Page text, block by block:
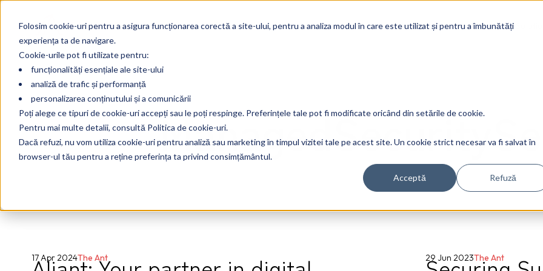
Folosim cookie-uri pentru a asigura funcționarea corectă a site-ului, pentru a analiza modul în care este utilizat și pentru a îmbunătăți
experiența ta de navigare.
Cookie-urile pot fi utilizate pentru:
funcționalități esențiale ale site-ului
analiză de trafic și performanță
personalizarea conținutului și a comunicării
Poți alege ce tipuri de cookie-uri accepți sau le poți respinge. Preferințele tale pot fi modificate oricând din setările de cookie.
Pentru mai multe detalii, consultă Politica de cookie-uri.
Dacă refuzi, nu vom utiliza cookie-uri pentru analiză sau marketing în timpul vizitei tale pe acest site. Un cookie strict necesar va fi salvat în
browser-ul tău pentru a reține preferința ta privind consimțământul.
Acceptă Refuză
17 Apr 2024The Ant 29 Jun 2023The Ant